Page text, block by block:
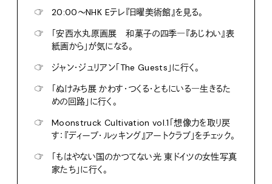
☞
20:00〜NHK Eテレ『日曜美術館』を見る。
☞
「安西水丸原画展 和菓子の四季―『あじわい』表
紙画から」が気になる。
☞
ジャン・ジュリアン「The Guests」に行く。
☞
「ぬけみち展 かわす・つくる・ともにいる―生きるた
めの回路」に行く。
☞
Moonstruck Cultivation vol.1「想像力を取り戻
す：『ディープ・ルッキング』アートクラブ」をチェック。
☞
「もはやない国のかつてない光 東ドイツの女性写真
家たち」に行く。